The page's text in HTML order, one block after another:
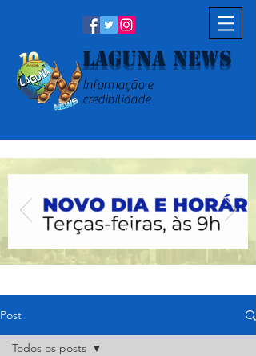
Laguna News
Informação e
credibilidade
Post
Todos os posts